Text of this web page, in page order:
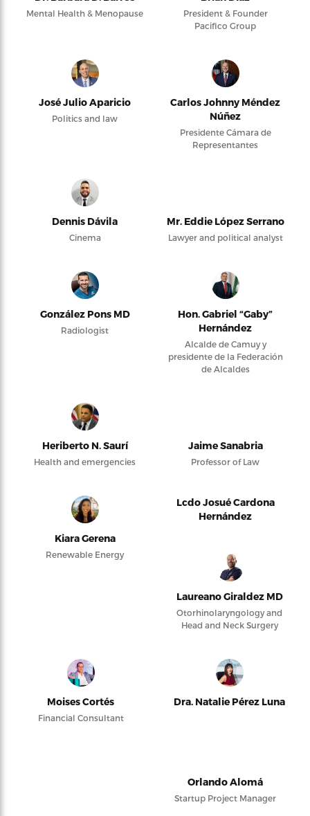
Mental Health & Menopause
President & Founder
Pacifico Group
José Julio Aparicio
Politics and law
Carlos Johnny Méndez
Núñez
Presidente Cámara de
Representantes
Dennis Dávila
Cinema
Mr. Eddie López Serrano
Lawyer and political analyst
González Pons MD
Radiologist
Hon. Gabriel “Gaby”
Hernández
Alcalde de Camuy y
presidente de la Federación
de Alcaldes
Heriberto N. Saurí
Health and emergencies
Jaime Sanabria
Professor of Law
Kiara Gerena
Renewable Energy
Lcdo Josué Cardona
Hernández
Laureano Giraldez MD
Otorhinolaryngology and
Head and Neck Surgery
Moises Cortés
Financial Consultant
Dra. Natalie Pérez Luna
Orlando Alomá
Startup Project Manager